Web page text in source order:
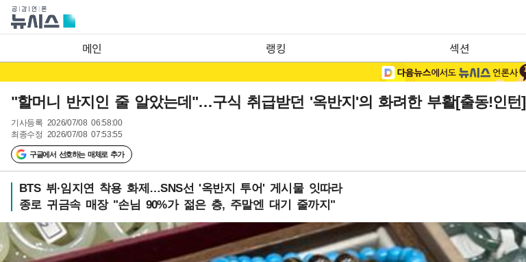
메인 랭킹 섹션
"할머니 반지인 줄 알았는데"…구식 취급받던 '옥반지'의 화려한 부활[출동!인턴]
기사등록 2026/07/08 06:58:00
최종수정 2026/07/08 07:53:55
구글에서 선호하는 매체로 추가
BTS 뷔·임지연 착용 화제…SNS선 '옥반지 투어' 게시물 잇따라
종로 귀금속 매장 "손님 90%가 젊은 층, 주말엔 대기 줄까지"